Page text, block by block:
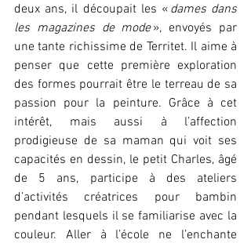
deux ans, il découpait les « dames dans
les magazines de mode », envoyés par
une tante richissime de Territet. Il aime à
penser que cette première exploration
des formes pourrait être le terreau de sa
passion pour la peinture. Grâce à cet
intérêt, mais aussi à l’affection
prodigieuse de sa maman qui voit ses
capacités en dessin, le petit Charles, âgé
de 5 ans, participe à des ateliers
d’activités créatrices pour bambin
pendant lesquels il se familiarise avec la
couleur. Aller à l’école ne l’enchante